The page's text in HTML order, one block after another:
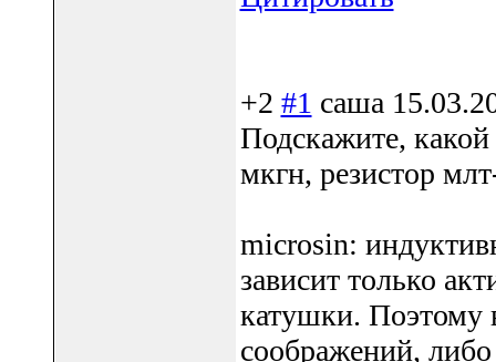
+2 #1 саша
Подскажите,
мкгн, резистор
microsin:
зависит только
катушки. Поэтому
соображений,